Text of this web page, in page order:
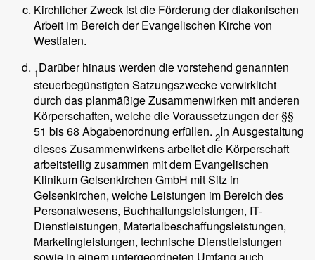
Kirchlicher Zweck ist die Förderung der diakonischen
Arbeit im Bereich der Evangelischen Kirche von
Westfalen.
1Darüber hinaus werden die vorstehend genannten
steuerbegünstigten Satzungszwecke verwirklicht
durch das planmäßige Zusammenwirken mit anderen
Körperschaften, welche die Voraussetzungen der §§
51 bis 68 Abgabenordnung erfüllen. 2In Ausgestaltung
dieses Zusammenwirkens arbeitet die Körperschaft
arbeitsteilig zusammen mit dem Evangelischen
Klinikum Gelsenkirchen GmbH mit Sitz in
Gelsenkirchen, welche Leistungen im Bereich des
Personalwesens, Buchhaltungsleistungen, IT-
Dienstleistungen, Materialbeschaffungsleistungen,
Marketingleistungen, technische Dienstleistungen